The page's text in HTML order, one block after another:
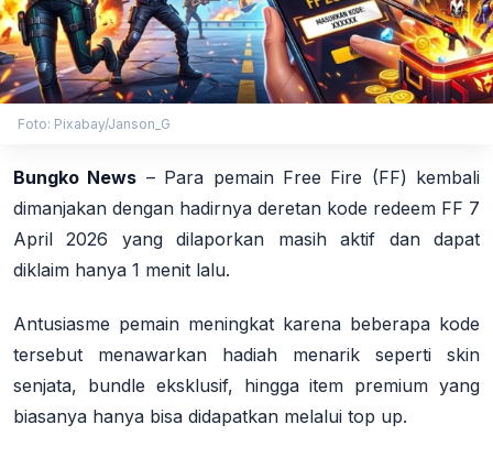
Foto: Pixabay/Janson_G
Bungko News – Para pemain Free Fire (FF) kembali
dimanjakan dengan hadirnya deretan kode redeem FF 7
April 2026 yang dilaporkan masih aktif dan dapat
diklaim hanya 1 menit lalu.
Antusiasme pemain meningkat karena beberapa kode
tersebut menawarkan hadiah menarik seperti skin
senjata, bundle eksklusif, hingga item premium yang
biasanya hanya bisa didapatkan melalui top up.